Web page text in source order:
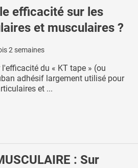
efficacité sur les
et musculaires ?
2 semaines
du « KT tape » (ou
adhésif largement utilisé pour
et ...
: Sur